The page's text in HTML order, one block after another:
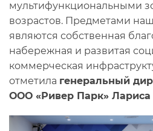
мультифункциональными
возрастов. Предметами
являются собственная
набережная и развитая
коммерческая
отметила генеральный
ООО «Ривер Парк»